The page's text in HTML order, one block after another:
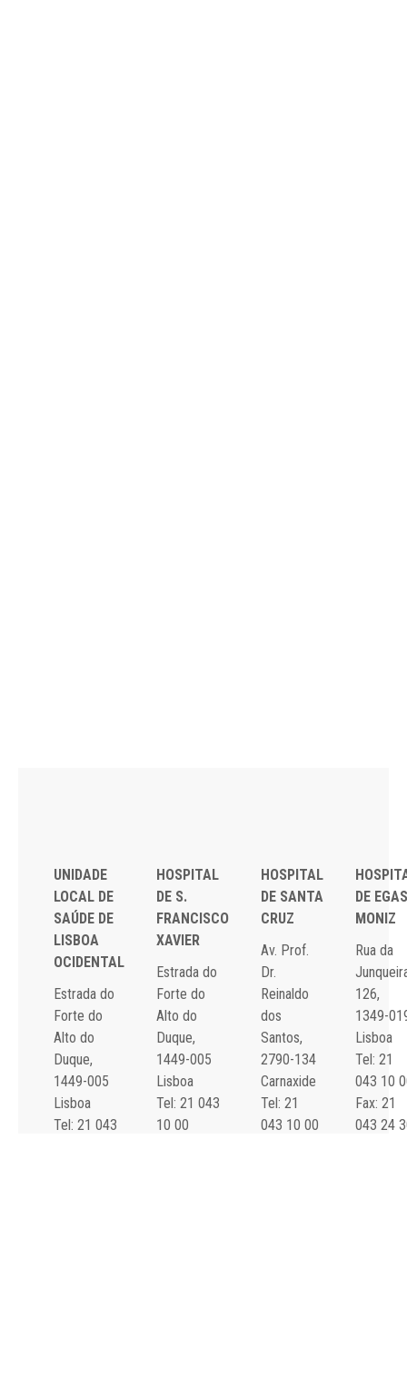
UNIDADE
LOCAL DE
SAÚDE DE
LISBOA
OCIDENTAL
Estrada do
Forte do
Alto do
Duque,
1449-005
Lisboa
Tel: 21 043
HOSPITAL
DE S.
FRANCISCO
XAVIER
Estrada do
Forte do
Alto do
Duque,
1449-005
Lisboa
Tel: 21 043
10 00
HOSPITAL
DE SANTA
CRUZ
Av. Prof.
Dr.
Reinaldo
dos
Santos,
2790-134
Carnaxide
Tel: 21
043 10 00
DE EGAS
MONIZ
Rua da
126,
1349-
Lisboa
Tel: 21
043 10
Fax: 21
043 24